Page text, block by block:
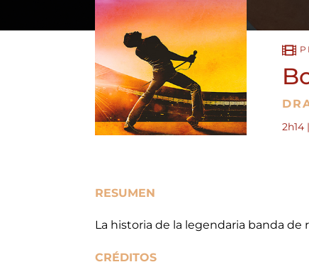
2h14
RESUMEN
La historia de la legendaria banda
CRÉDITOS